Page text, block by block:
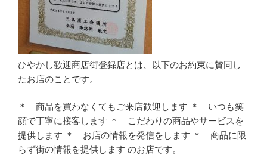
ひやかし歓迎商店街登録店とは、以下のお約束に賛同し
たお店のことです。
＊ 商品を買わなくてもご来店歓迎します ＊ いつも笑
顔で丁寧に接客します ＊ こだわりの商品やサービスを
提供します ＊ お店の情報を発信をします ＊ 商品に限
らず街の情報を提供します のお店です。